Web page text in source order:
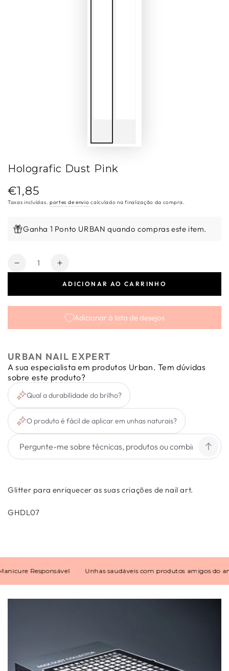
Holografic Dust Pink
Preço
regular
€1,85
Taxas incluídas. portes de envio calculado na finalização da compra.
Ganha 1 Ponto URBAN quando compras este item.
Quantidade
Diminuir
Pink
Aumentar
quantidade
Dust
Pink
ADICIONAR AO CARRINHO
Adicionar à lista de desejos
URBAN NAIL EXPERT
A sua especialista em produtos Urban. Tem dúvidas
sobre este produto?
Qual a durabilidade do brilho?
O produto é fácil de aplicar em unhas naturais?
Glitter para enriquecer as suas criações de nail art.
GHDL07
Responsável Unhas saudáveis com produtos amigos do